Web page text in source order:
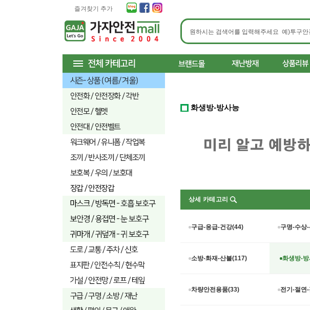
즐겨찾기 추가
화생방-방사능
상세 카테고리
구급-응급-건강(44) 구명-수상
소방-화재-산불(117) 화생방-
차량안전용품(33) 전기-절연